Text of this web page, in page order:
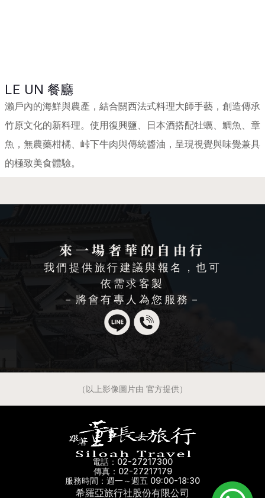
LE UN 餐廳
瀨戶內的海鮮與農產，結合關西法式料理大師手藝，創造傳承
竹原文化的新料理。使用復興鹽、日本酒搭配牡蠣、鯛魚、章
魚，無農藥柑橘、峠下牛肉與傳統醬油，呈現視覺與味覺兼具
的極致美食體驗。
來一場奢華的自由行
我們提供旅行建議與報名，也可
依需求客製
－將會有專人為您服務－
（以上影像圖片由 官方提供）
電話：02-27217300
傳真：02-27217179
服務時間：週一～週五 09:00-18:30
希羅亞旅行社股份有限公司